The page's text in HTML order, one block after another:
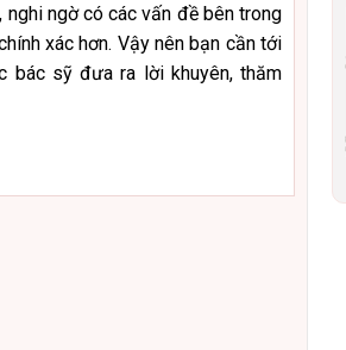
ngờ có các vấn đề bên trong
xác hơn. Vậy nên bạn cần tới
bác sỹ đưa ra lời khuyên, thăm